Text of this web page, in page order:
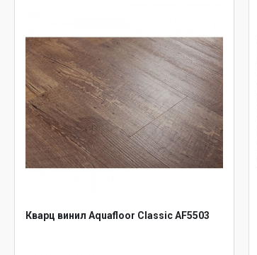
Кварц винил Aquafloor Classic AF5503